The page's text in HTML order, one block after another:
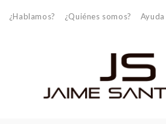
¿Hablamos? ¿Quiénes somos? Ayuda